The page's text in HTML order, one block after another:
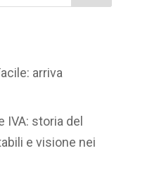
arriva
storia del
e visione nei